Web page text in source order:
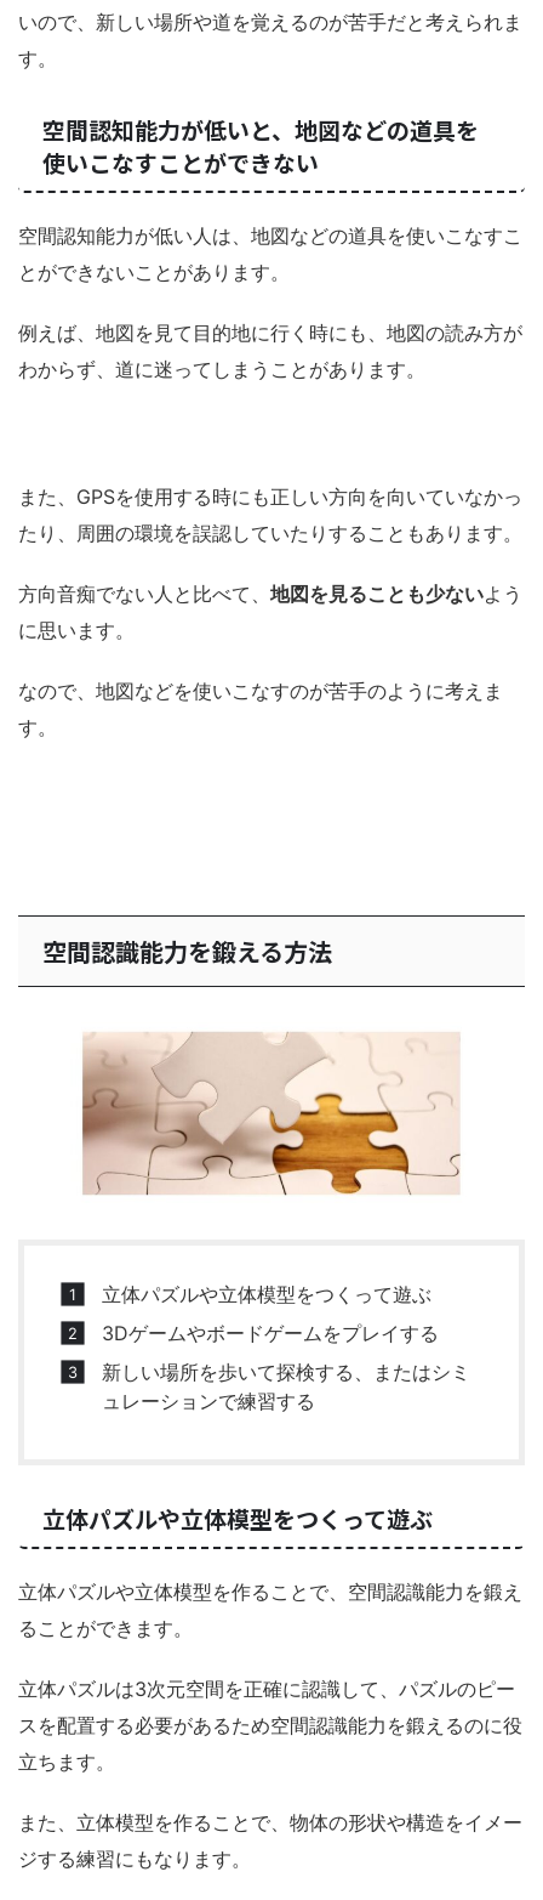
いので、新しい場所や道を覚えるのが苦手だと考えられま
す。
空間認知能力が低いと、地図などの道具を
使いこなすことができない
空間認知能力が低い人は、地図などの道具を使いこなすこ
とができないことがあります。
例えば、地図を見て目的地に行く時にも、地図の読み方が
わからず、道に迷ってしまうことがあります。
また、GPSを使用する時にも正しい方向を向いていなかっ
たり、周囲の環境を誤認していたりすることもあります。
方向音痴でない人と比べて、 地図を見ることも少ないよう
に思います。
なので、地図などを使いこなすのが苦手のように考えま
す。
空間認識能力を鍛える方法
立体パズルや立体模型をつくって遊ぶ
3Dゲームやボードゲームをプレイする
新しい場所を歩いて探検する、またはシミ
ュレーションで練習する
立体パズルや立体模型をつくって遊ぶ
立体パズルや立体模型を作ることで、空間認識能力を鍛え
ることができます。
立体パズルは3次元空間を正確に認識して、パズルのピー
スを配置する必要があるため空間認識能力を鍛えるのに役
立ちます。
また、立体模型を作ることで、物体の形状や構造をイメー
ジする練習にもなります。